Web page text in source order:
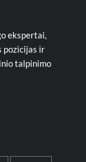
ekspertai,
pozicijas ir
talpinimo